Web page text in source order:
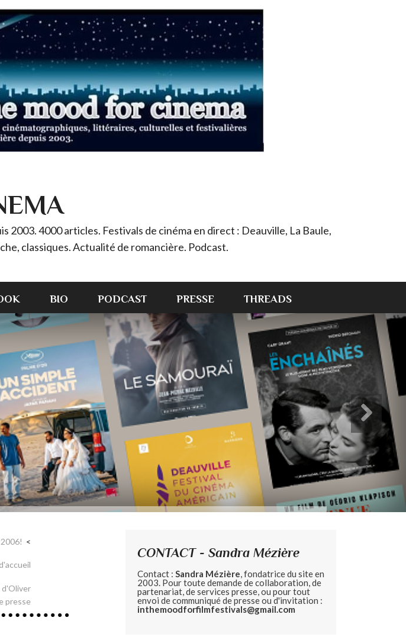
2003. 4000 articles. Festivals de cinéma en direct : Deauville, La Baule,
classiques. Actualité de romancière. Podcast.
BIO PODCAST PRESSE THREADS
d'Oliver
presse
CONTACT - Sandra Mézière
Contact : Sandra Mézière, fondatrice du site en
2003. Pour toute demande de collaboration, de
partenariat, de services presse, ou pour tout
envoi de communiqué de presse ou d'invitation :
inthemoodforfilmfestivals@gmail.com